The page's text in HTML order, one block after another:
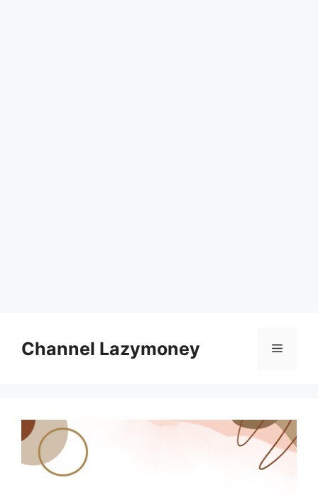
contentChannel Lazymoney Menu